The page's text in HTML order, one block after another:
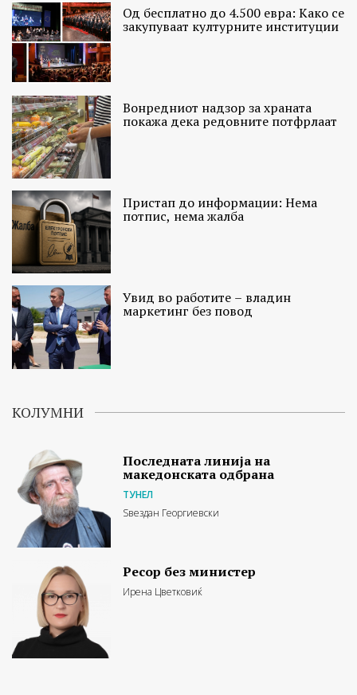
Од бесплатно до 4.500 евра: Како се
закупуваат културните институции
Вонредниот надзор за храната
покажа дека редовните потфрлаат
Пристап до информации: Нема
потпис, нема жалба
Увид во работите – владин
маркетинг без повод
КОЛУМНИ
Последната линија на
македонската одбрана
ТУНЕЛ
Ѕвездан Георгиевски
Ресор без министер
Ирена Цветковиќ